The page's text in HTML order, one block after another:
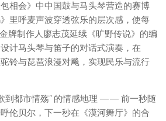
相会》中中国鼓与马头琴营造的赛博
里呼麦声波穿透弦乐的层次感，使每
牌制作人廖志茂延续《旷野传说》的编
计马头琴与笛子的对话式演奏，在
铃与琵琶浪漫对飚，实现民乐与流行
到都市情殇” 的情感地理 —— 前一秒随
伦贝尔，下一秒在《漠河舞厅》的合